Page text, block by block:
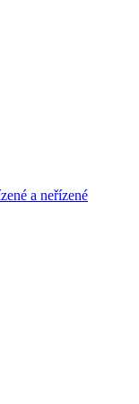
a neřízené